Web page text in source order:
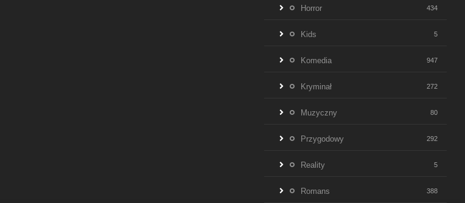
Horror 434
Kids 5
Komedia 947
Kryminał 272
Muzyczny 80
Przygodowy 292
Reality 5
Romans 388